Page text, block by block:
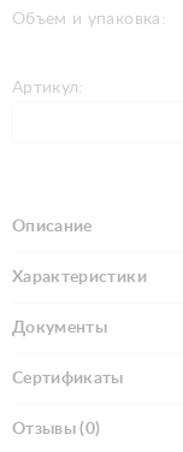
Объем и упаковка:
Артикул:
Описание
Характеристики
Документы
Сертификаты
Отзывы (0)